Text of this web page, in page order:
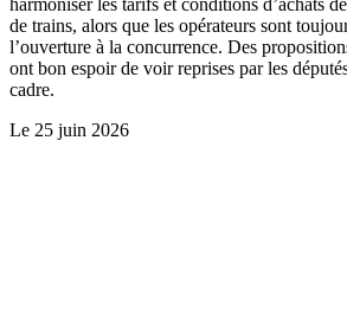
de trains, alors que les opérateurs sont
l’ouverture à la concurrence. Des
ont bon espoir de voir reprises par les
cadre.
Le 25 juin 2026